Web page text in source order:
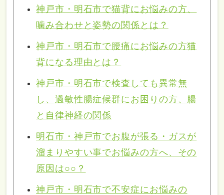
神戸市・明石市で猫背にお悩みの方、
噛み合わせと姿勢の関係とは？
神戸市・明石市で腰痛にお悩みの方猫
背になる理由とは？
神戸市・明石市で検査しても異常無
し、過敏性腸症候群にお困りの方、腸
と自律神経の関係
明石市・神戸市でお腹が張る・ガスが
溜まりやすい事でお悩みの方へ、その
原因は○○？
神戸市・明石市で不安症にお悩みの